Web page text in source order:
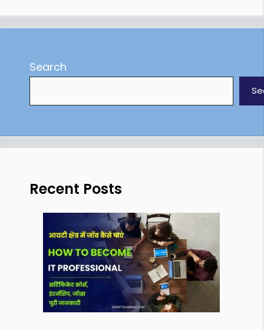
Search
Recent Posts